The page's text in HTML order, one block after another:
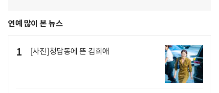
연예 많이 본 뉴스
1 [사진]청담동에 뜬 김희애